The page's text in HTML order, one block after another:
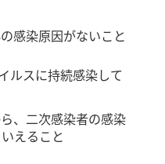
感染原因がないこと
ルスに持続感染して
、二次感染者の感染
えること